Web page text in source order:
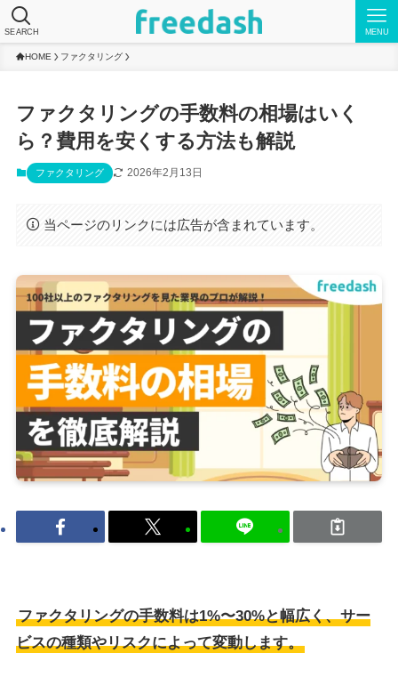
SEARCH MENU
HOME ファクタリング
ファクタリングの手数料の相場はいく
ら？費用を安くする方法も解説
ファクタリング 2026年2月13日
当ページのリンクには広告が含まれています。
ファクタリングの手数料は1%〜30%と幅広く、サー
ビスの種類やリスクによって変動します。